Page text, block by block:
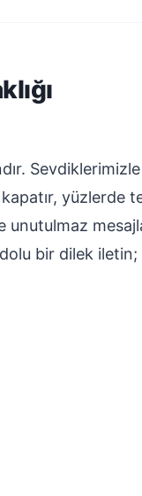
yüzlerde
bir dilek iletin;